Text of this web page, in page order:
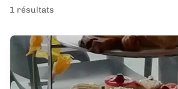
1 résultats